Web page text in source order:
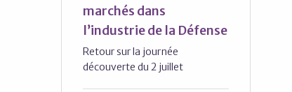
marchés dans
l’industrie de la Défense
Retour sur la journée
découverte du 2 juillet